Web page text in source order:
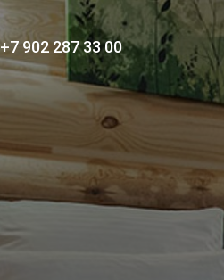
+7 902 287 33 00